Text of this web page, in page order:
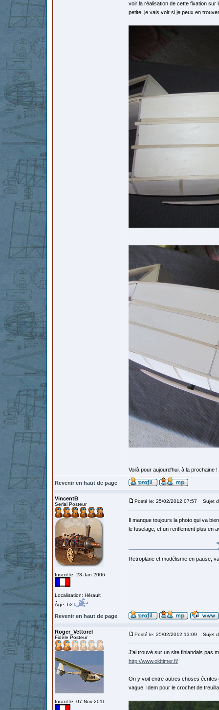
voir la réalisation de cette fixation sur
petite, je vais voir si je peux en
Voilà pour aujourd'hui, à la prochaine !
Revenir en haut de page
VincentB
Serial Posteur
Inscrit le: 23 Jan 2006
Localisation: Hérault
Âge: 62
Posté le: 25/02/2012 07:57 Sujet
Il manque toujours la photo qui va
le fuselage, et un renflement plus en
Retroplane et modélisme en pause,
Revenir en haut de page
Roger_Vettorel
Fidèle Posteur
Inscrit le: 07 Nov 2011
Posté le: 25/02/2012 13:09 Sujet
J'ai trouvé sur un site finlandais pas
http://www.oldtimer.fi/
On y voit entre autres choses écrites
vague. Idem pour le crochet de